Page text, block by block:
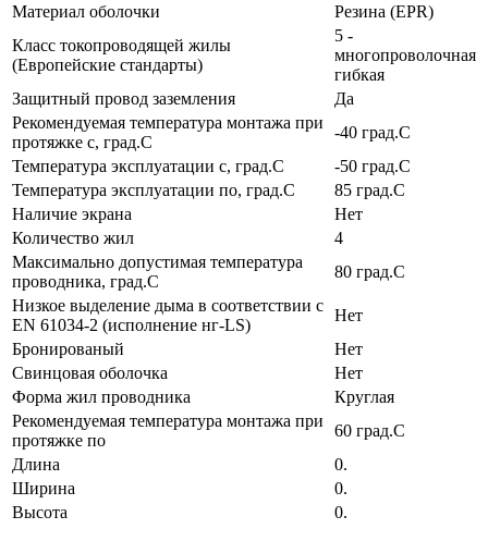
Материал оболочки
Резина (EPR)
Класс токопроводящей жилы
(Европейские стандарты)
5 -
многопроволочная
гибкая
Защитный провод заземления
Да
Рекомендуемая температура монтажа при
протяжке с, град.C
-40 град.C
Температура эксплуатации с, град.C
-50 град.C
Температура эксплуатации по, град.C
85 град.C
Наличие экрана
Нет
Количество жил
4
Максимально допустимая температура
проводника, град.C
80 град.C
Низкое выделение дыма в соответствии с
EN 61034-2 (исполнение нг-LS)
Нет
Бронированый
Нет
Свинцовая оболочка
Нет
Форма жил проводника
Круглая
Рекомендуемая температура монтажа при
протяжке по
60 град.C
Длина
0.
Ширина
0.
Высота
0.